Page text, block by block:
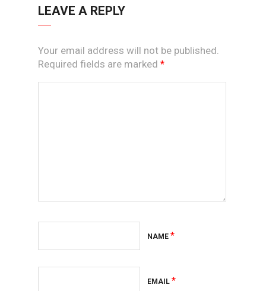
LEAVE A REPLY
Your email address will not be published.
Required fields are marked *
NAME *
EMAIL *